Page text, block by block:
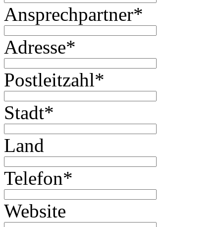
Ansprechpartner*
Adresse*
Postleitzahl*
Stadt*
Land
Telefon*
Website